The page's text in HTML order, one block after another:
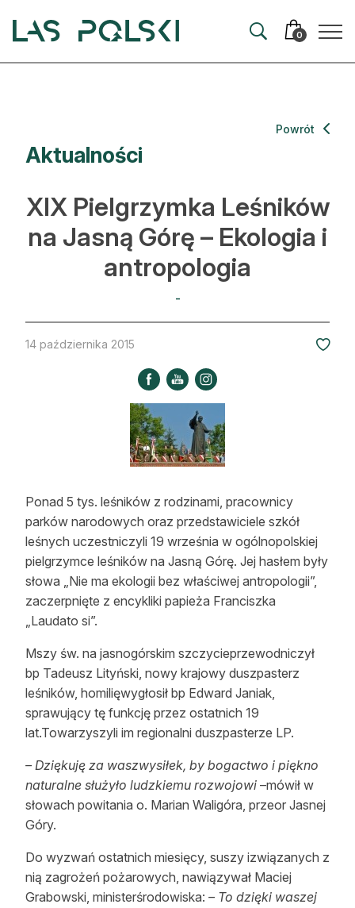
0
Artykuły
Hodowla lasu
Ochrona lasu
Nowe technologie
Kultura i historia
Strefa eksperta
Z zagranicy
Edukacja
Lasy prywatne
O nas
100 lat „Lasu Polskiego”
Prenumerata
Reklama
Zostań autorem
Archiwum
Kontakt
Aktualności
Powrót
XIX Pielgrzymka Leśników
na Jasną Górę – Ekologia i
antropologia
-
14 października 2015
Ponad 5 tys. leśników z rodzinami, pracownicy
parków narodowych oraz przedstawiciele szkół
leśnych uczestniczyli 19 września w ogólnopolskiej
pielgrzymce leśników na Jasną Górę. Jej hasłem były
słowa „Nie ma ekologii bez właściwej antropologii”,
zaczerpnięte z encykliki papieża Franciszka
„Laudato si”.
Mszy św. na jasnogórskim szczycieprzewodniczył
bp Tadeusz Lityński, nowy krajowy duszpasterz
leśników, homilięwygłosił bp Edward Janiak,
sprawujący tę funkcję przez ostatnich 19
lat.Towarzyszyli im regionalni duszpasterze LP.
– Dziękuję za waszwysiłek, by bogactwo i piękno
naturalne służyło ludzkiemu rozwojowi –mówił w
słowach powitania o. Marian Waligóra, przeor Jasnej
Góry.
Do wyzwań ostatnich miesięcy, suszy izwiązanych z
nią zagrożeń pożarowych, nawiązywał Maciej
Grabowski, ministerśrodowiska: – To dzięki waszej